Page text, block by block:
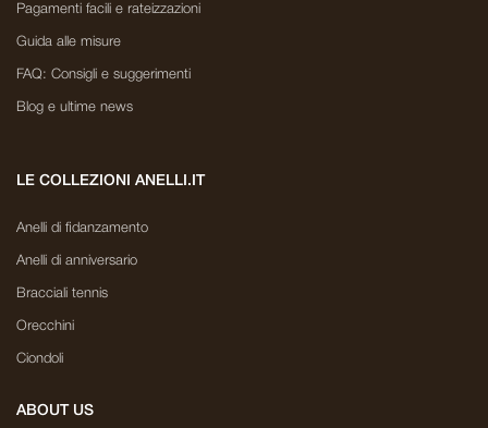
Pagamenti facili e rateizzazioni
Guida alle misure
FAQ: Consigli e suggerimenti
Blog e ultime news
LE COLLEZIONI ANELLI.IT
Anelli di fidanzamento
Anelli di anniversario
Bracciali tennis
Orecchini
Ciondoli
ABOUT US